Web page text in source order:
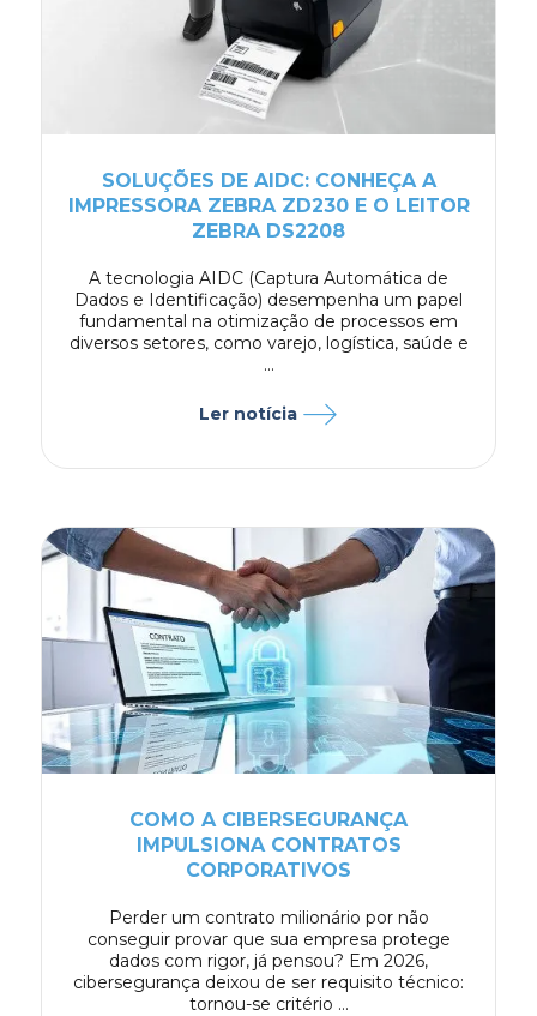
SOLUÇÕES DE AIDC: CONHEÇA A
IMPRESSORA ZEBRA ZD230 E O LEITOR
ZEBRA DS2208
A tecnologia AIDC (Captura Automática de
Dados e Identificação) desempenha um papel
fundamental na otimização de processos em
diversos setores, como varejo, logística, saúde e
...
Ler notícia
COMO A CIBERSEGURANÇA
IMPULSIONA CONTRATOS
CORPORATIVOS
Perder um contrato milionário por não
conseguir provar que sua empresa protege
dados com rigor, já pensou? Em 2026,
cibersegurança deixou de ser requisito técnico:
tornou-se critério ...